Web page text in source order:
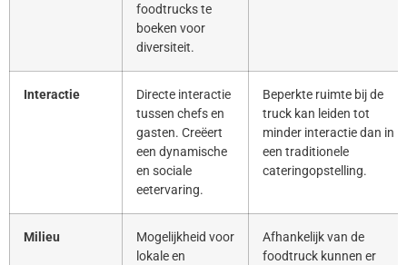
foodtrucks te
boeken voor
diversiteit.
Interactie
Directe interactie
tussen chefs en
gasten. Creëert
een dynamische
en sociale
eetervaring.
Beperkte ruimte bij de
truck kan leiden tot
minder interactie dan in
een traditionele
cateringopstelling.
Milieu
Mogelijkheid voor
lokale en
Afhankelijk van de
foodtruck kunnen er